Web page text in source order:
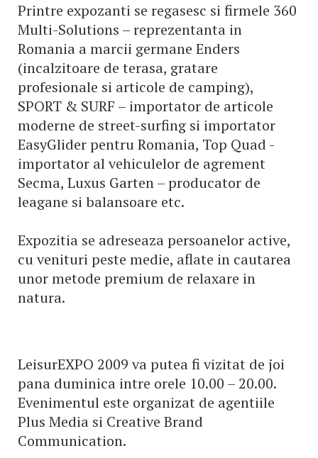
Printre expozanti se regasesc si firmele 360
Multi-Solutions – reprezentanta in
Romania a marcii germane Enders
(incalzitoare de terasa, gratare
profesionale si articole de camping),
SPORT & SURF – importator de articole
moderne de street-surfing si importator
EasyGlider pentru Romania, Top Quad -
importator al vehiculelor de agrement
Secma, Luxus Garten – producator de
leagane si balansoare etc.
Expozitia se adreseaza persoanelor active,
cu venituri peste medie, aflate in cautarea
unor metode premium de relaxare in
natura.
LeisurEXPO 2009 va putea fi vizitat de joi
pana duminica intre orele 10.00 – 20.00.
Evenimentul este organizat de agentiile
Plus Media si Creative Brand
Communication.